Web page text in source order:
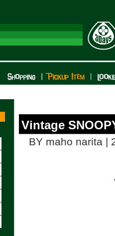
Vintage
BY maho narita |